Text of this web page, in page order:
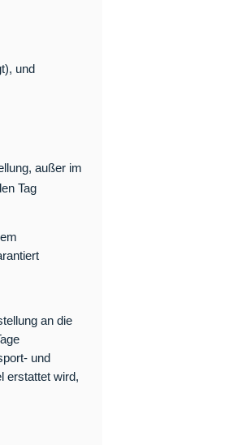
und
außer im
Tag
an die
und
erstattet wird,